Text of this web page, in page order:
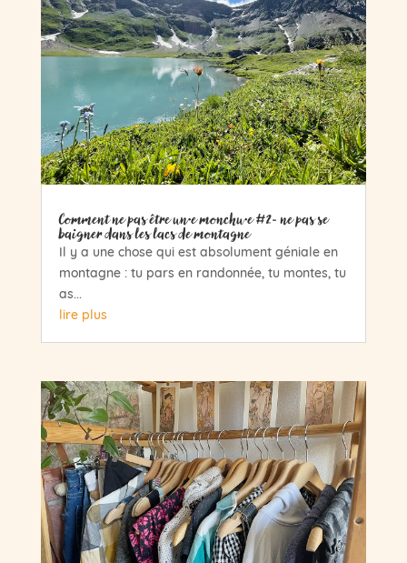
Comment ne pas être un·e monchu·e #2- ne pas se
baigner dans les lacs de montagne
Il y a une chose qui est absolument géniale en
montagne : tu pars en randonnée, tu montes, tu
as...
lire plus